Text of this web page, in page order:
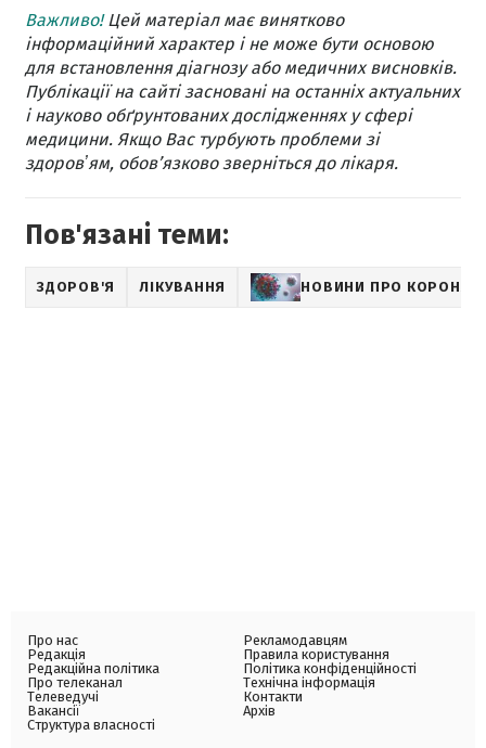
Важливо!Цей матеріал має винятково
інформаційний характер і не може бути основою
для встановлення діагнозу або медичних висновків.
Публікації на сайті засновані на останніх актуальних
і науково обґрунтованих дослідженнях у сфері
медицини. Якщо Вас турбують проблеми зі
здоровʼям, обов’язково зверніться до лікаря.
Пов'язані теми:
ЗДОРОВ'Я ЛІКУВАННЯ НОВИНИ ПРО
Про нас
Редакція
Редакційна політика
Про телеканал
Телеведучі
Вакансії
Структура власності
Рекламодавцям
Правила користування
Політика конфіденційності
Технічна інформація
Контакти
Архів